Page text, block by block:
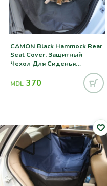
CAMON Black Hammock Rear
Seat Cover, Защитный
Чехол Для Сиденья
MDL 370